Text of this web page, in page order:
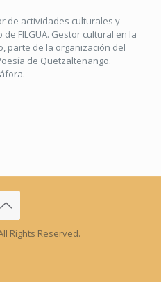
de actividades culturales y
FILGUA. Gestor cultural en la
parte de la organización del
de Quetzaltenango.
Rights Reserved.